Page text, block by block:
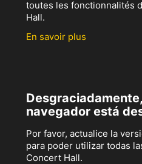
toutes les fonctionnalités
Hall.
En savoir plus
navegador está
Por favor, actualice la
para poder utilizar todas
Concert Hall.